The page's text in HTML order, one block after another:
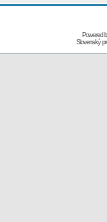
Powered
Slovenský